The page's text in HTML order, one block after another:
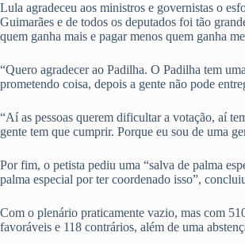
Lula agradeceu aos ministros e governistas o
Guimarães e de todos os deputados foi tão
quem ganha mais e pagar menos quem ganha
“Quero agradecer ao Padilha. O Padilha tem
prometendo coisa, depois a gente não pode
“Aí as pessoas querem dificultar a votação, aí
gente tem que cumprir. Porque eu sou de uma
Por fim, o petista pediu uma “salva de palma
palma especial por ter coordenado isso”,
Com o plenário praticamente vazio, mas com
favoráveis e 118 contrários, além de uma